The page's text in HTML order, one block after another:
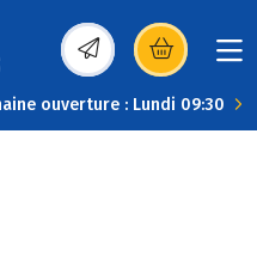
(s’ouvre dans une
ouverture : Lundi 09:30